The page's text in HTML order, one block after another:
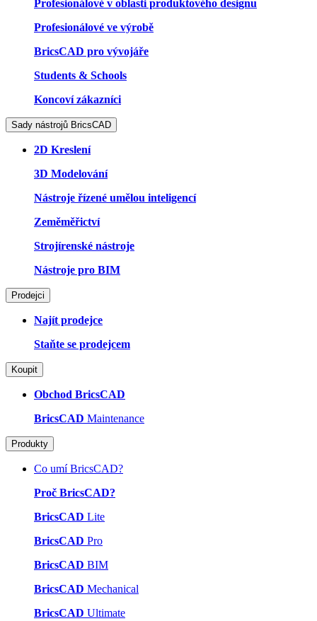
Profesionálové v oblasti produktového designu
Profesionálové ve výrobě
BricsCAD pro vývojáře
Students & Schools
Koncoví zákazníci
Sady nástrojů BricsCAD
2D Kreslení
3D Modelování
Nástroje řízené umělou inteligencí
Zeměměřictví
Strojírenské nástroje
Nástroje pro BIM
Prodejci
Najít prodejce
Staňte se prodejcem
Koupit
Obchod BricsCAD
BricsCAD Maintenance
Produkty
Co umí BricsCAD?
Proč BricsCAD?
BricsCAD Lite
BricsCAD Pro
BricsCAD BIM
BricsCAD Mechanical
BricsCAD Ultimate